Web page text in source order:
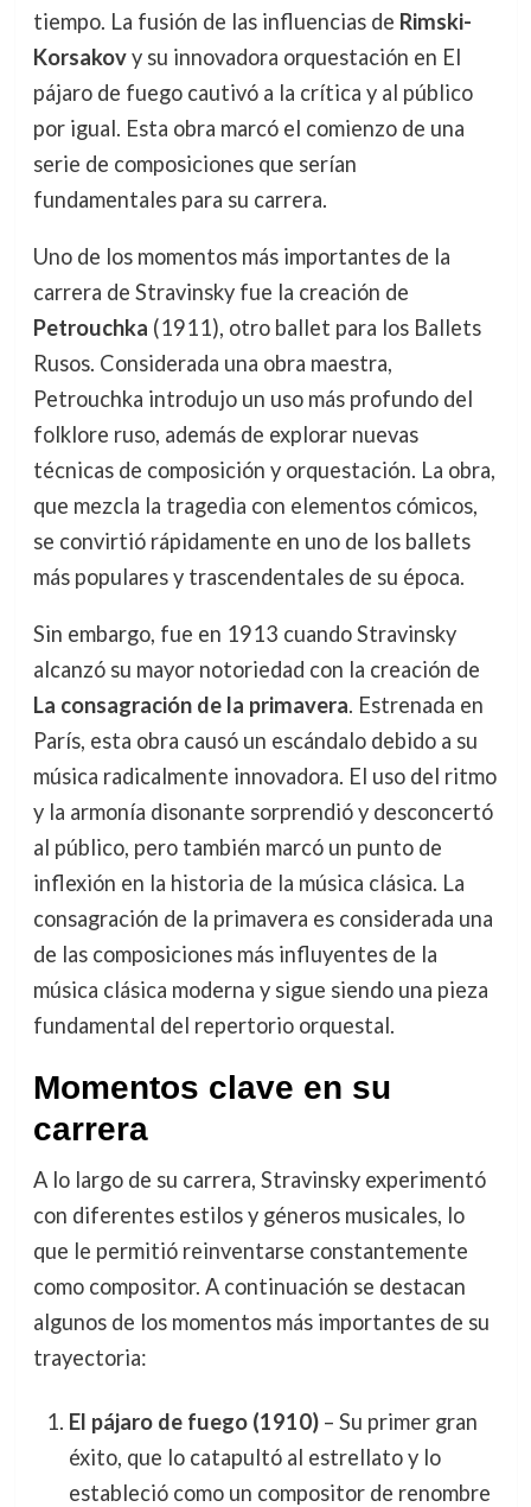
tiempo. La fusión de las influencias de Rimski-
Korsakovy su innovadora orquestación en El
pájaro de fuego cautivó a la crítica y al público
por igual. Esta obra marcó el comienzo de una
serie de composiciones que serían
fundamentales para su carrera.
Uno de los momentos más importantes de la
carrera de Stravinsky fue la creación de
Petrouchka (1911), otro ballet para los Ballets
Rusos. Considerada una obra maestra,
Petrouchka introdujo un uso más profundo del
folklore ruso, además de explorar nuevas
técnicas de composición y orquestación. La obra,
que mezcla la tragedia con elementos cómicos,
se convirtió rápidamente en uno de los ballets
más populares y trascendentales de su época.
Sin embargo, fue en 1913 cuando Stravinsky
alcanzó su mayor notoriedad con la creación de
La consagración de la primavera. Estrenada en
París, esta obra causó un escándalo debido a su
música radicalmente innovadora. El uso del ritmo
y la armonía disonante sorprendió y desconcertó
al público, pero también marcó un punto de
inflexión en la historia de la música clásica. La
consagración de la primavera es considerada una
de las composiciones más influyentes de la
música clásica moderna y sigue siendo una pieza
fundamental del repertorio orquestal.
Momentos clave en su
carrera
A lo largo de su carrera, Stravinsky experimentó
con diferentes estilos y géneros musicales, lo
que le permitió reinventarse constantemente
como compositor. A continuación se destacan
algunos de los momentos más importantes de su
trayectoria:
El pájaro de fuego (1910)– Su primer gran
éxito, que lo catapultó al estrellato y lo
estableció como un compositor de renombre